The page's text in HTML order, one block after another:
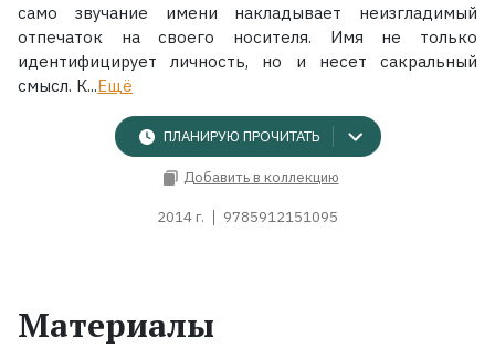
само звучание имени накладывает неизгладимый
отпечаток на своего носителя. Имя не только
идентифицирует личность, но и несет сакральный
смысл. К...Ещё
ПЛАНИРУЮ ПРОЧИТАТЬ
Добавить в коллекцию
2014 г. 9785912151095
Материалы